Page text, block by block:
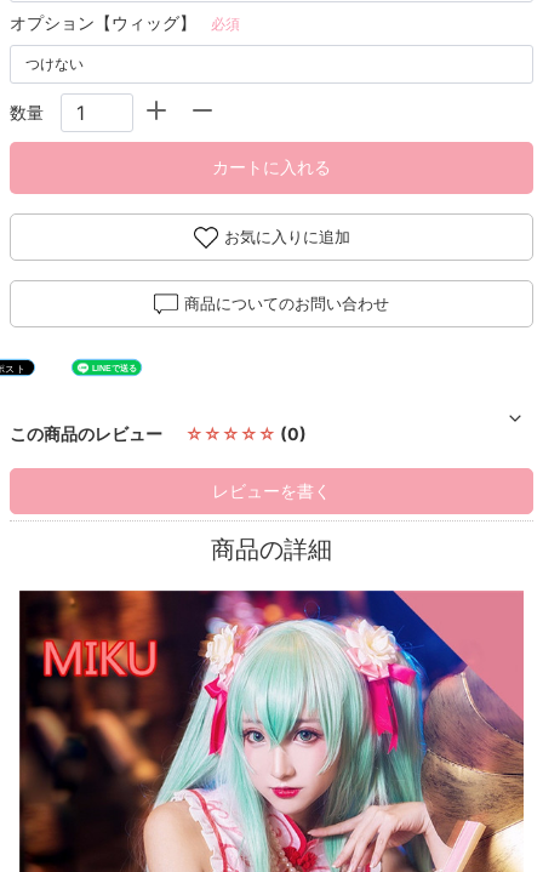
オプション【ウィッグ】 必須
数量
カートに入れる
お気に入りに追加
商品についてのお問い合わせ
この商品のレビュー ☆☆☆☆☆ (0)
レビューを書く
商品の詳細